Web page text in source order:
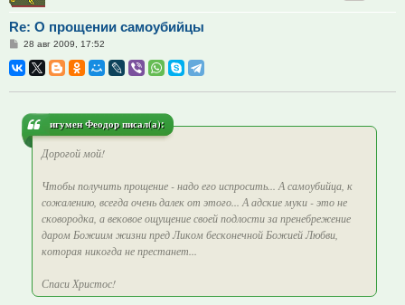
Re: О прощении самоубийцы
Сообщение
28 авг 2009, 17:52
игумен Феодор писал(а):
Дорогой мой!
Чтобы получить прощение - надо его испросить... А самоубийца, к
сожалению, всегда очень далек от этого... А адские муки - это не
сковородка, а вековое ощущение своей подлости за пренебрежение
даром Божиим жизни пред Ликом бесконечной Божией Любви,
которая никогда не престанет...
Спаси Христос!